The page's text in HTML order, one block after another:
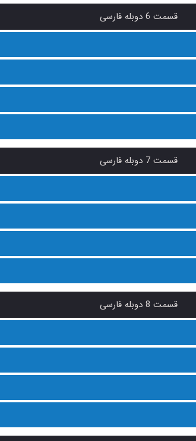
قسمت 6 دوبله فارسی
قسمت 7 دوبله فارسی
قسمت 8 دوبله فارسی